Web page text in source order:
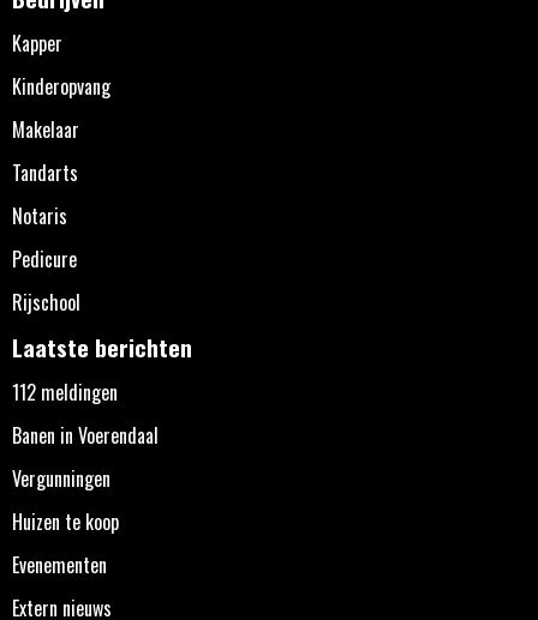
Kapper
Kinderopvang
Makelaar
Tandarts
Notaris
Pedicure
Rijschool
Laatste berichten
112 meldingen
Banen in Voerendaal
Vergunningen
Huizen te koop
Evenementen
Extern nieuws